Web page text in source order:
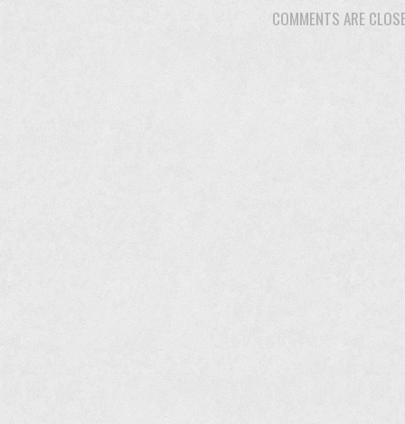
COMMENTS ARE